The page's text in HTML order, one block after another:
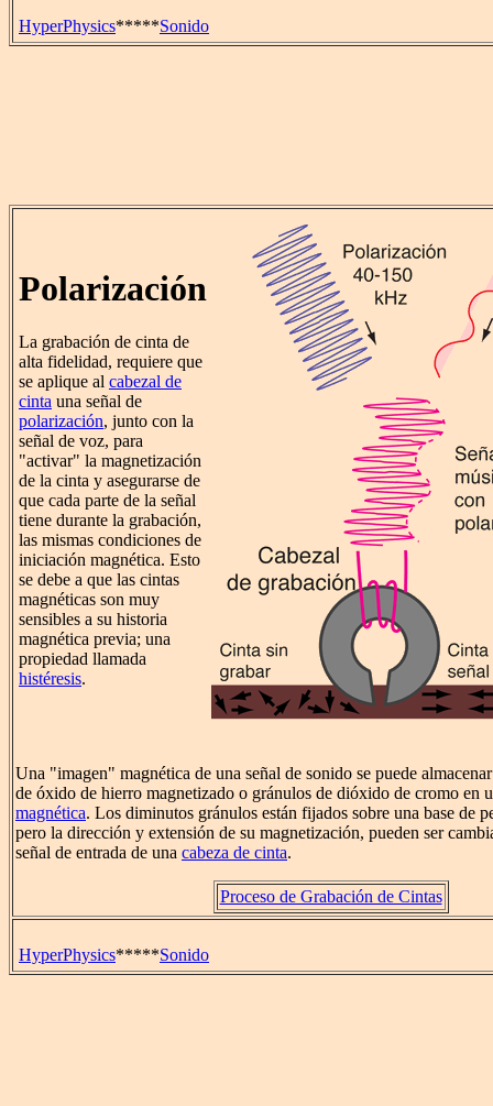
HyperPhysics*****Sonido
Polarización
La grabación de cinta de
alta fidelidad, requiere que
se aplique al cabezal de
cinta una señal de
polarización, junto con la
señal de voz, para
"activar" la magnetización
de la cinta y asegurarse de
que cada parte de la señal
tiene durante la grabación,
las mismas condiciones de
iniciación magnética. Esto
se debe a que las cintas
magnéticas son muy
sensibles a su historia
magnética previa; una
propiedad llamada
histéresis.
Una "imagen" magnética de una señal de sonido se puede
de óxido de hierro magnetizado o gránulos de dióxido de cromo en
magnética. Los diminutos gránulos están fijados sobre una base de
pero la dirección y extensión de su magnetización, pueden ser
señal de entrada de una cabeza de cinta.
Proceso de Grabación de Cintas
HyperPhysics*****Sonido